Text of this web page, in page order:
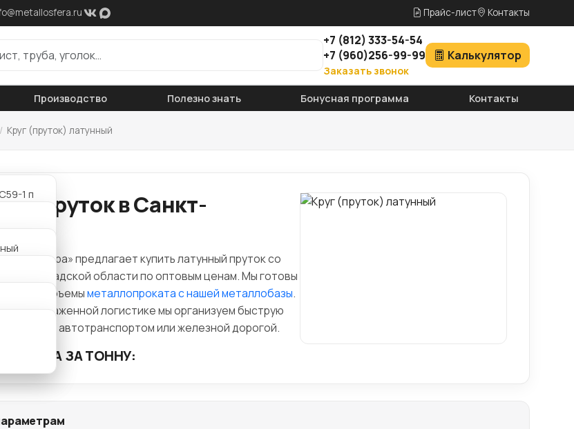
Прайс-лист Контакты
+7 (812)333-54-54
+7 (960)256-99-99
Заказать звонок
Калькулятор
Производство Полезно знать Бонусная программа Контакты
/ Круг (пруток) латунный
1 п
1
пруток в Санкт-
предлагает купить латунный пруток со
Ленинградской области по оптовым ценам. Мы готовы
любые объемыметаллопроката с нашей металлобазы.
налаженной логистике мы организуем быструю
точку автотранспортом или железной дорогой.
И ЦЕНА ЗА ТОННУ: